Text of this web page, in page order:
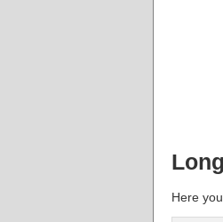
Here